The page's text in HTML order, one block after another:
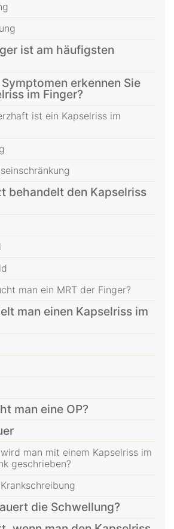
ist am häufigsten
erkennen Sie
im Finger?
ist ein Kapselriss im
behandelt den Kapselriss
man ein MRT der Finger?
man einen Kapselriss im
man eine OP?
man mit einem Kapselriss im
geschrieben?
die Schwellung?